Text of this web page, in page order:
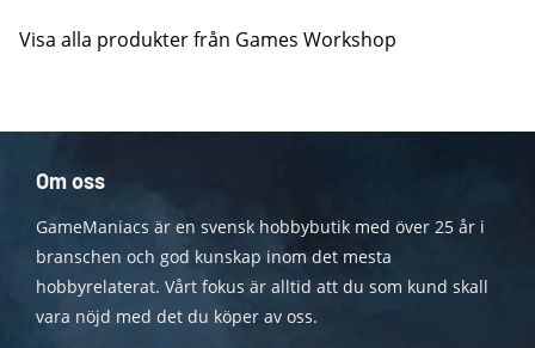
Visa alla produkter från Games Workshop
Om oss
GameManiacs är en svensk hobbybutik med över 25 år i
branschen och god kunskap inom det mesta
hobbyrelaterat. Vårt fokus är alltid att du som kund skall
vara nöjd med det du köper av oss.